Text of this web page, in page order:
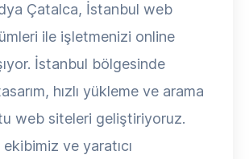
Çatalca, İstanbul web
ile işletmenizi online
İstanbul bölgesinde
hızlı yükleme ve arama
web siteleri geliştiriyoruz.
ve yaratıcı